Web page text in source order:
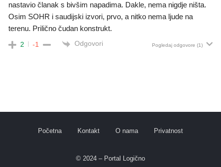
nastavio članak s bivšim napadima. Dakle, nema nigdje ništa.
Osim SOHR i saudijski izvori, prvo, a nitko nema ljude na
terenu. Prilično čudan konstrukt.
2 -1 Odgovori Pogledaj odgovore (1)
Početna Kontakt O nama Privatnost
© 2024 – Portal Logično